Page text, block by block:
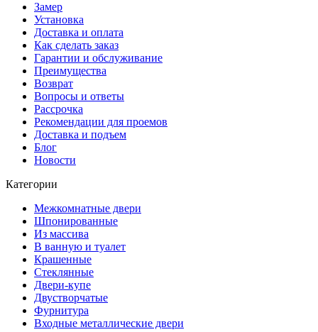
Замер
Установка
Доставка и оплата
Как сделать заказ
Гарантии и обслуживание
Преимущества
Возврат
Вопросы и ответы
Рассрочка
Рекомендации для проемов
Доставка и подъем
Блог
Новости
Категории
Межкомнатные двери
Шпонированные
Из массива
В ванную и туалет
Крашенные
Стеклянные
Двери-купе
Двустворчатые
Фурнитура
Входные металлические двери